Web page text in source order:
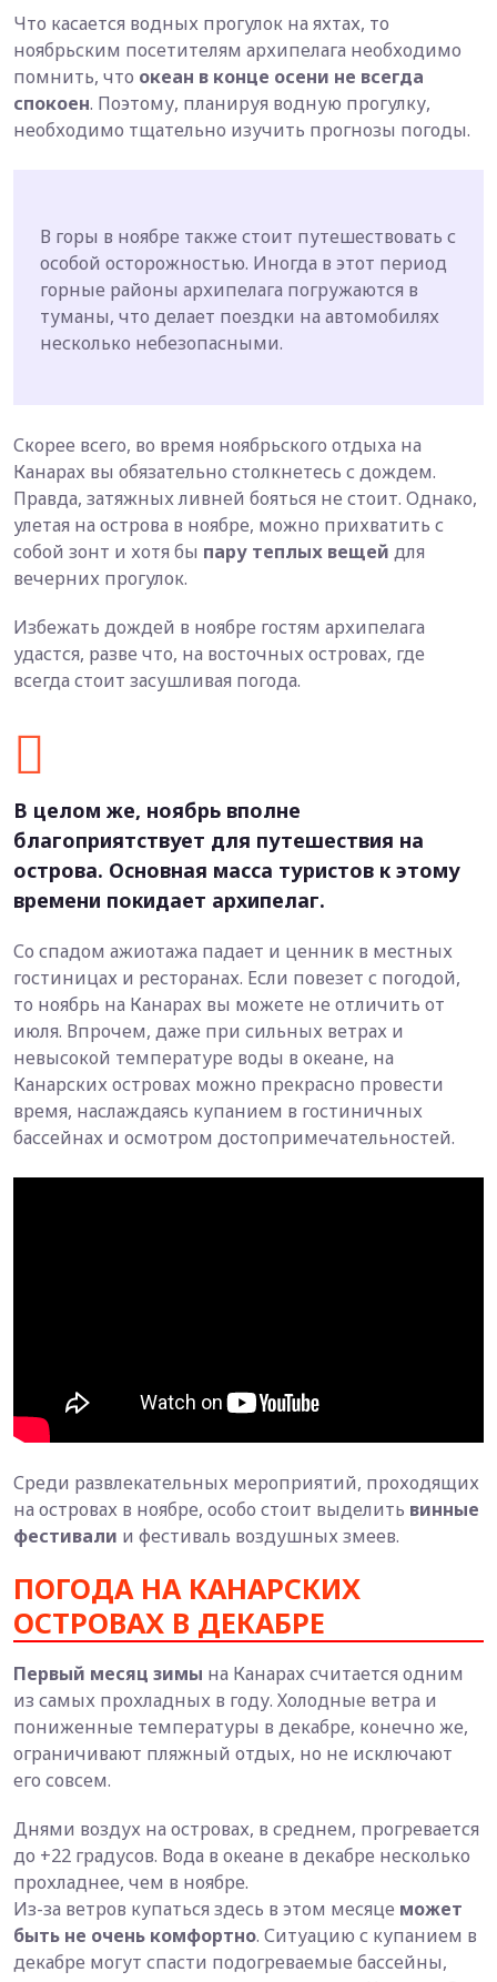
Что касается водных прогулок на яхтах, то
ноябрьским посетителям архипелага необходимо
помнить, что океан в конце осени не всегда
спокоен. Поэтому, планируя водную прогулку,
необходимо тщательно изучить прогнозы погоды.
В горы в ноябре также стоит путешествовать с
особой осторожностью. Иногда в этот период
горные районы архипелага погружаются в
туманы, что делает поездки на автомобилях
несколько небезопасными.
Скорее всего, во время ноябрьского отдыха на
Канарах вы обязательно столкнетесь с дождем.
Правда, затяжных ливней бояться не стоит. Однако,
улетая на острова в ноябре, можно прихватить с
собой зонт и хотя бы пару теплых вещей для
вечерних прогулок.
Избежать дождей в ноябре гостям архипелага
удастся, разве что, на восточных островах, где
всегда стоит засушливая погода.
В целом же, ноябрь вполне
благоприятствует для путешествия на
острова. Основная масса туристов к этому
времени покидает архипелаг.
Со спадом ажиотажа падает и ценник в местных
гостиницах и ресторанах. Если повезет с погодой,
то ноябрь на Канарах вы можете не отличить от
июля. Впрочем, даже при сильных ветрах и
невысокой температуре воды в океане, на
Канарских островах можно прекрасно провести
время, наслаждаясь купанием в гостиничных
бассейнах и осмотром достопримечательностей.
Среди развлекательных мероприятий, проходящих
на островах в ноябре, особо стоит выделить винные
фестивали и фестиваль воздушных змеев.
ПОГОДА НА КАНАРСКИХ
ОСТРОВАХ В ДЕКАБРЕ
Первый месяц зимы на Канарах считается одним
из самых прохладных в году. Холодные ветра и
пониженные температуры в декабре, конечно же,
ограничивают пляжный отдых, но не исключают
его совсем.
Днями воздух на островах, в среднем, прогревается
до +22 градусов. Вода в океане в декабре несколько
прохладнее, чем в ноябре.
Из-за ветров купаться здесь в этом месяце может
быть не очень комфортно. Ситуацию с купанием в
декабре могут спасти подогреваемые бассейны,